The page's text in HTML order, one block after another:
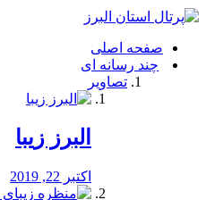
فصد
شرق
تهران
خشکشویی
صفحه اصلی
چند رسانه ای
تصاویر
البرز زیبا
اکتبر 22, 2019